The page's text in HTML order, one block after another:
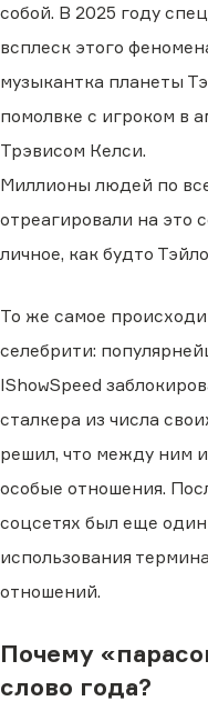
собой. В 2025 году
всплеск этого
музыкантка планеты
помолвке с игроком в
Трэвисом Келси.
Миллионы людей по
отреагировали на это
личное, как будто
То же самое
селебрити:
IShowSpeed
сталкера из числа
решил, что между ним
особые отношения.
соцсетях был еще
использования
отношений.
Почему
слово года?